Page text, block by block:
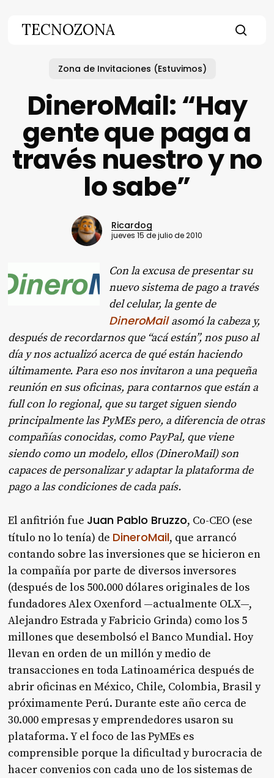
TECNOZONA
Zona de Invitaciones (Estuvimos)
DineroMail: “Hay
gente que paga a
través nuestro y no
lo sabe”
Ricardog
jueves 15 de julio de 2010
Con la excusa de presentar su
nuevo sistema de pago a través
del celular, la gente de
DineroMailasomó la cabeza y,
después de recordarnos que “acá están”, nos puso al
día y nos actualizó acerca de qué están haciendo
últimamente. Para eso nos invitaron a una pequeña
reunión en sus oficinas, para contarnos que están a
full con lo regional, que su target siguen siendo
principalmente las PyMEs pero, a diferencia de otras
compañías conocidas, como PayPal, que viene
siendo como un modelo, ellos (DineroMail) son
capaces de personalizar y adaptar la plataforma de
pago a las condiciones de cada país.
El anfitrión fue Juan Pablo Bruzzo, Co-CEO (ese
título no lo tenía) de DineroMail, que arrancó
contando sobre las inversiones que se hicieron en
la compañía por parte de diversos inversores
(después de los 500.000 dólares originales de los
fundadores Alex Oxenford —actualmente OLX—,
Alejandro Estrada y Fabricio Grinda) como los 5
millones que desembolsó el Banco Mundial. Hoy
llevan en orden de un millón y medio de
transacciones en toda Latinoamérica después de
abrir oficinas en México, Chile, Colombia, Brasil y
próximamente Perú. Durante este año cerca de
30.000 empresas y emprendedores usaron su
plataforma. Y el foco de las PyMEs es
comprensible porque la dificultad y burocracia de
hacer convenios con cada uno de los sistemas de